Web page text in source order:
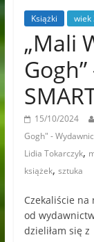
Książki wiek
„Mali
15/10/2024
Gogh" -
Lidia Tokarczyk,
książek, sztuka
Czekaliście na
od
dzieliłam się z